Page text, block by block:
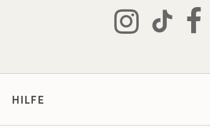
HILFE